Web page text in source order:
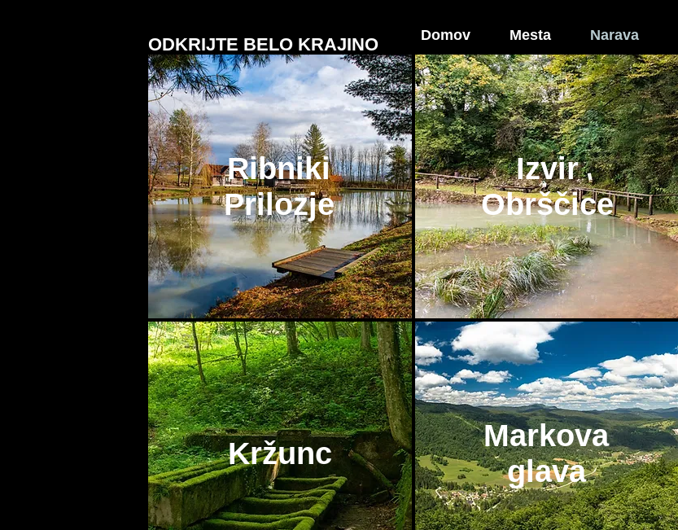
ODKRIJTE BELO KRAJINO
Odkrijtenaravo
Ribniki
Prilozje
Izvir
Obrščice
Kržunc
Markova
glava
Domov Mesta Narava